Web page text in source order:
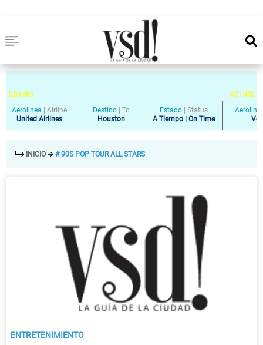
5:00HRS 4:21 HRS
Aerolinea
Airline
United Airlines
Destino
To
Houston
Estado
Status
A Tiempo | On Time
INICIO # 90S POP TOUR ALL STARS
ENTRETENIMIENTO